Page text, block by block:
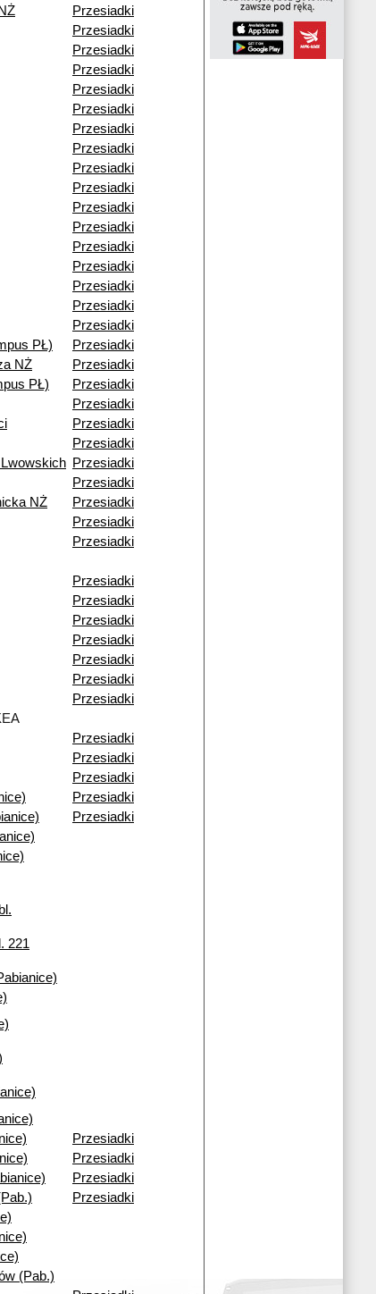
Przesiadki
Przesiadki
Przesiadki
Przesiadki
Przesiadki
Przesiadki
Przesiadki
Przesiadki
Przesiadki
Przesiadki
Przesiadki
Przesiadki
Przesiadki
Przesiadki
Przesiadki
Przesiadki
Przesiadki
PŁ)
Przesiadki
NŻ
Przesiadki
PŁ)
Przesiadki
Przesiadki
Przesiadki
Przesiadki
Przesiadki
Przesiadki
NŻ
Przesiadki
Przesiadki
Przesiadki
Przesiadki
Przesiadki
Przesiadki
Przesiadki
Przesiadki
Przesiadki
Przesiadki
Przesiadki
Przesiadki
Przesiadki
Przesiadki
Przesiadki
221
Przesiadki
Przesiadki
Przesiadki
Przesiadki
(Pab.)